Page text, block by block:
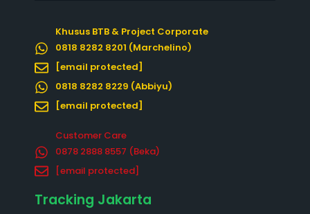
e
r
o
o
k
-
f
b
e
g
Khusus BTB & Project Corporate
0818 8282 8201 (Marchelino)
[email protected]
0818 8282 8229 (Abbiyu)
[email protected]
Customer Care
0878 2888 8557‬ (Beka)
[email protected]
Tracking Jakarta